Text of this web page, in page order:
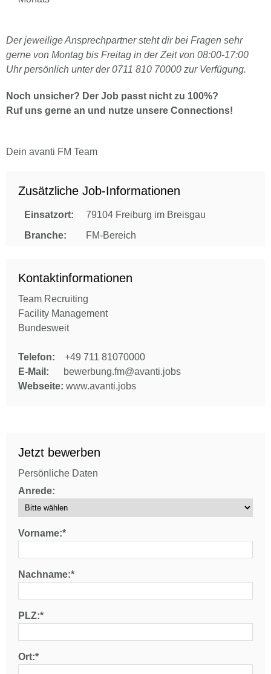
Der jeweilige Ansprechpartner steht dir bei Fragen sehr
gerne von Montag bis Freitag in der Zeit von 08:00-17:00
Uhr persönlich unter der 0711 810 70000 zur Verfügung.
Noch unsicher? Der Job passt nicht zu 100%?
Ruf uns gerne an und nutze unsere Connections!
Dein avanti FM Team
Zusätzliche Job-Informationen
Einsatzort:
79104 Freiburg im Breisgau
Branche:
FM-Bereich
Kontaktinformationen
Team Recruiting
Facility Management
Bundesweit
Telefon:
+49 711 81070000
E-Mail: bewerbung.fm@avanti.jobs
Webseite: www.avanti.jobs
Jetzt bewerben
Persönliche Daten
Anrede:
Vorname:*
Nachname:*
PLZ:*
Ort:*